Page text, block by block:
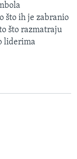
što ih je zabranio
što razmatraju
liderima